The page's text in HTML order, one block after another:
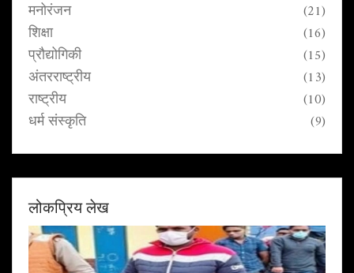
मनोरंजन (21)
शिक्षा (16)
प्रौद्योगिकी (15)
अंतरराष्ट्रीय (13)
राष्ट्रीय (10)
धर्म संस्कृति (9)
लोकप्रिय लेख